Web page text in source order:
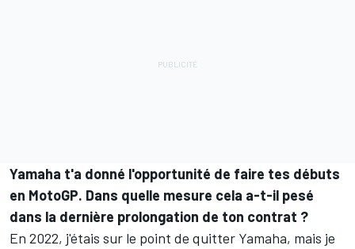
Yamaha t'a donné l'opportunité de faire tes débuts
en MotoGP. Dans quelle mesure cela a-t-il pesé
dans la dernière prolongation de ton contrat ?
En 2022, j'étais sur le point de quitter Yamaha, mais je